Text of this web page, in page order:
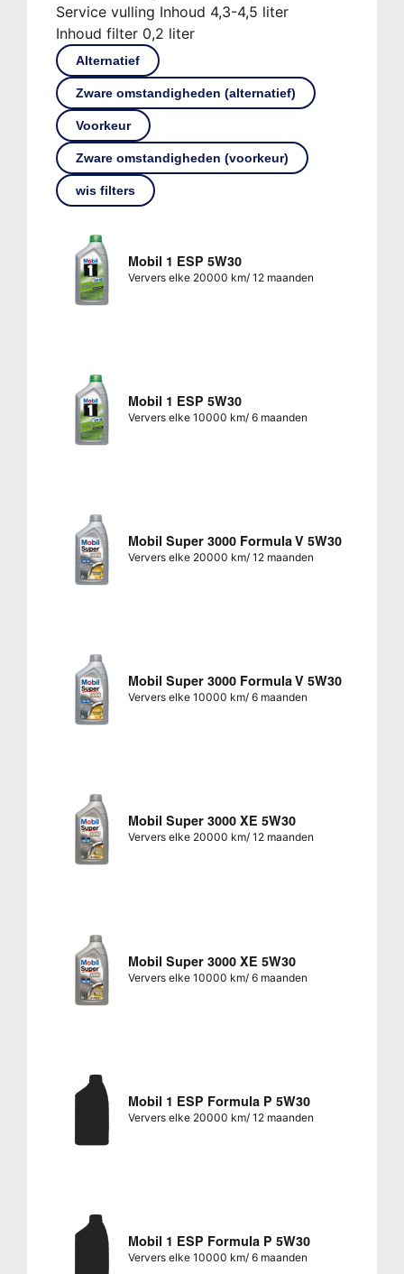
Service vulling Inhoud 4,3-4,5 liter
Inhoud filter 0,2 liter
Alternatief
Zware omstandigheden (alternatief)
Voorkeur
Zware omstandigheden (voorkeur)
wis filters
Mobil 1 ESP 5W30
Ververs elke 20000 km/ 12 maanden
Mobil 1 ESP 5W30
Ververs elke 10000 km/ 6 maanden
Mobil Super 3000 Formula V 5W30
Ververs elke 20000 km/ 12 maanden
Mobil Super 3000 Formula V 5W30
Ververs elke 10000 km/ 6 maanden
Mobil Super 3000 XE 5W30
Ververs elke 20000 km/ 12 maanden
Mobil Super 3000 XE 5W30
Ververs elke 10000 km/ 6 maanden
Mobil 1 ESP Formula P 5W30
Ververs elke 20000 km/ 12 maanden
Mobil 1 ESP Formula P 5W30
Ververs elke 10000 km/ 6 maanden